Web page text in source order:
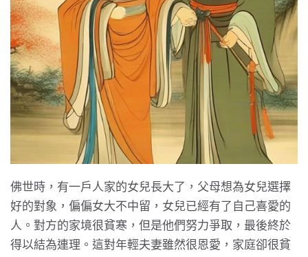
佛世時，有一戶人家的女兒長大了，父母想為女兒選擇
好的對象，偏偏女大不中留，女兒已經有了自己喜愛的
人。對方的家境很貧寒，但是他們努力爭取，最後終於
得以結為連理。這對年輕夫妻雖然很恩愛，家庭卻很貧